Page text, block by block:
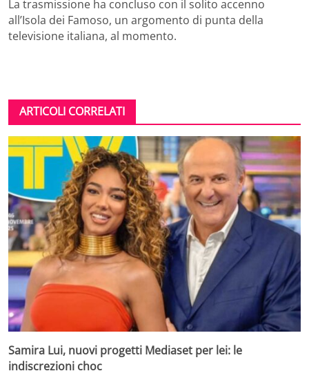
La trasmissione ha concluso con il solito accenno
all’Isola dei Famoso, un argomento di punta della
televisione italiana, al momento.
ARTICOLI CORRELATI
Samira Lui, nuovi progetti Mediaset per lei: le
indiscrezioni choc